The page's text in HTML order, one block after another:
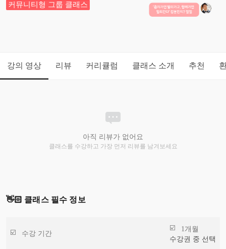
커뮤니티형 그룹 클래스
강의 영상 리뷰 커리큘럼 클래스 소개 추천
아직 리뷰가 없어요
클래스를 수강하고 가장 먼저 리뷰를 남겨보세요
👋🏻 클래스 필수 정보
수강 기간
1개월
수강권 중 선택